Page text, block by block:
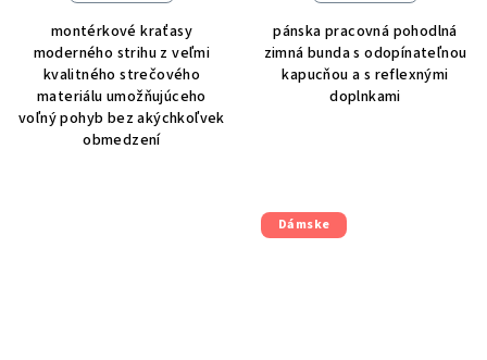
montérkové kraťasy
moderného strihu z veľmi
kvalitného strečového
materiálu umožňujúceho
voľný pohyb bez akýchkoľvek
obmedzení
pánska pracovná pohodlná
zimná bunda s odopínateľnou
kapucňou a s reflexnými
doplnkami
Dámske